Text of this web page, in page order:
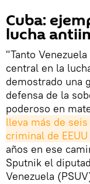
Cuba:
lucha
"Tanto
central en la
demostrado una
defensa de la
poderoso en
lleva más de
criminal de EEUU
años en ese
Sputnik el
Venezuela